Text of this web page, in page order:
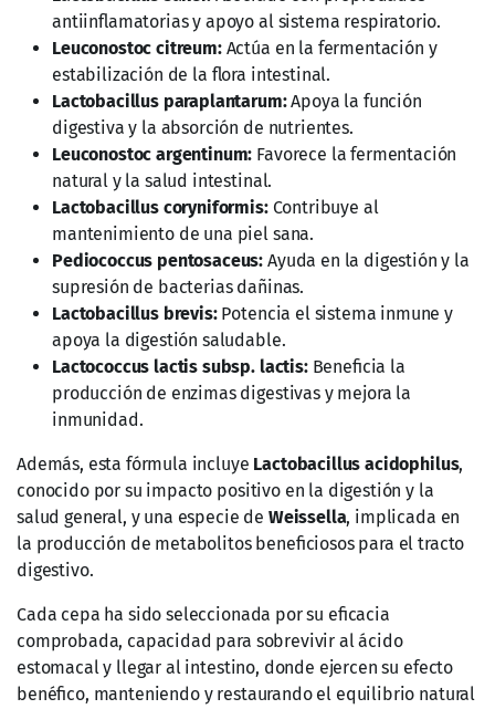
antiinflamatorias y apoyo al sistema respiratorio.
Leuconostoc citreum:Actúa en la fermentación y
estabilización de la flora intestinal.
Lactobacillus paraplantarum:Apoya la función
digestiva y la absorción de nutrientes.
Leuconostoc argentinum: Favorece la fermentación
natural y la salud intestinal.
Lactobacillus coryniformis:Contribuye al
mantenimiento de una piel sana.
Pediococcus pentosaceus: Ayuda en la digestión y la
supresión de bacterias dañinas.
Lactobacillus brevis:Potencia el sistema inmune y
apoya la digestión saludable.
Lactococcus lactis subsp. lactis:Beneficia la
producción de enzimas digestivas y mejora la
inmunidad.
Además, esta fórmula incluye Lactobacillus acidophilus,
conocido por su impacto positivo en la digestión y la
salud general, y una especie de Weissella, implicada en
la producción de metabolitos beneficiosos para el tracto
digestivo.
Cada cepa ha sido seleccionada por su eficacia
comprobada, capacidad para sobrevivir al ácido
estomacal y llegar al intestino, donde ejercen su efecto
benéfico, manteniendo y restaurando el equilibrio natural